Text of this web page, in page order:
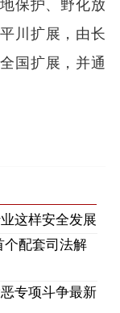
保护、野化放
川扩展，由长
国扩展，并通
这样安全发展
个配套司法解
专项斗争最新